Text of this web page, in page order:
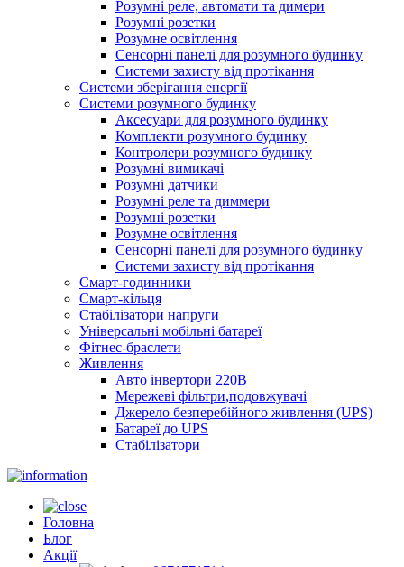
Розумні реле, автомати та димери
Розумні розетки
Розумне освітлення
Сенсорні панелі для розумного будинку
Системи захисту від протікання
Системи зберігання енергії
Системи розумного будинку
Аксесуари для розумного будинку
Комплекти розумного будинку
Контролери розумного будинку
Розумні вимикачі
Розумні датчики
Розумні реле та диммери
Розумні розетки
Розумне освітлення
Сенсорні панелі для розумного будинку
Системи захисту від протікання
Смарт-годинники
Смарт-кільця
Стабілізатори напруги
Універсальні мобільні батареї
Фітнес-браслети
Живлення
Авто інвертори 220В
Мережеві фільтри,подовжувачі
Джерело безперебійного живлення (UPS)
Батареї до UPS
Стабілізатори
Головна
Блог
Акції